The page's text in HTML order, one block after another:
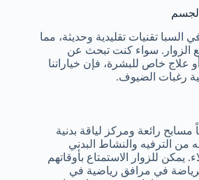
السبا تقنيات تقليدية وحديثة، مما
الزوار. سواء كنت تبحث عن
علاج خاص للبشرة، فإن خياراتنا
رغبات الضيوف.
رائعة ومركز لياقة بدنية
من الترفيه والنشاط البدني
يمكن للزوار الاستمتاع بأوقاتهم
في مرافق رياضية في